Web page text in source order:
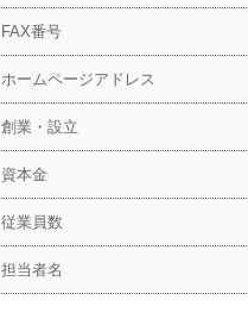
FAX番号
ホームページアドレス
創業・設立
資本金
従業員数
担当者名